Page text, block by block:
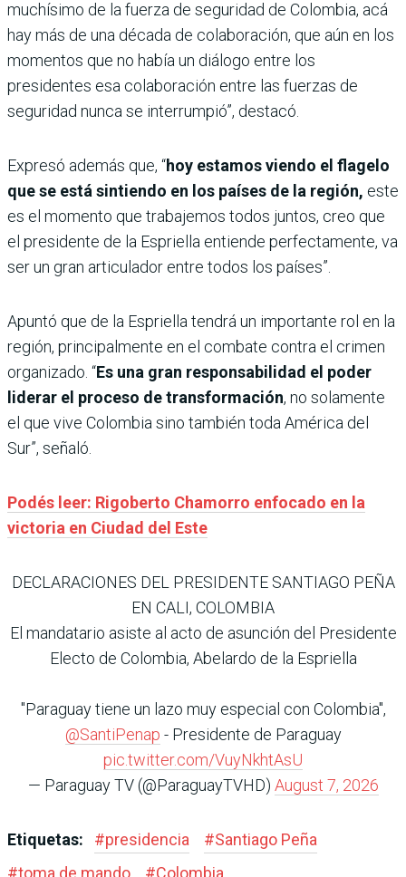
muchísimo de la fuerza de seguridad de Colombia, acá
hay más de una década de colaboración, que aún en los
momentos que no había un diálogo entre los
presidentes esa colaboración entre las fuerzas de
seguridad nunca se interrumpió”, destacó.
Expresó además que, “hoy estamos viendo el flagelo
que se está sintiendo en los países de la región, este
es el momento que trabajemos todos juntos, creo que
el presidente de la Espriella entiende perfectamente, va
ser un gran articulador entre todos los países”.
Apuntó que de la Espriella tendrá un importante rol en la
región, principalmente en el combate contra el crimen
organizado. “Es una gran responsabilidad el poder
liderar el proceso de transformación, no solamente
el que vive Colombia sino también toda América del
Sur”, señaló.
Podés leer: Rigoberto Chamorro enfocado en la
victoria en Ciudad del Este
DECLARACIONES DEL PRESIDENTE SANTIAGO PEÑA
EN CALI, COLOMBIA
El mandatario asiste al acto de asunción del Presidente
Electo de Colombia, Abelardo de la Espriella
"Paraguay tiene un lazo muy especial con Colombia",
@SantiPenap - Presidente de Paraguay
pic.twitter.com/VuyNkhtAsU
— Paraguay TV (@ParaguayTVHD) August 7, 2026
Etiquetas: #presidencia #Santiago Peña
#toma de mando #Colombia